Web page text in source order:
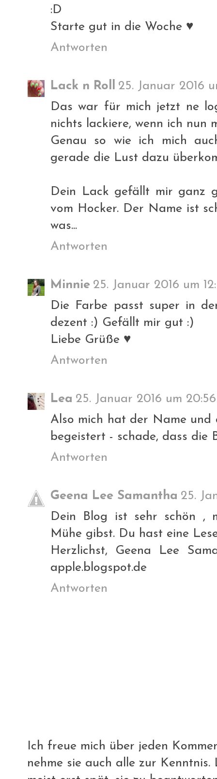
:D
Starte gut in die Woche ♥
Antworten
Lack n Roll 25. Januar 2016
Das war für mich jetzt ne
nichts lackiere, wenn ich nun
Genau so wie ich mich
gerade die Lust dazu
Dein Lack gefällt mir ganz
vom Hocker. Der Name ist
was...
Antworten
Minnie 25. Januar 2016 um
Die Farbe passt super in
dezent :) Gefällt mir gut :)
Liebe Grüße ♥
Antworten
Lea 25. Januar 2016 um 20:56
Also mich hat der Name
begeistert - schade, dass die
Antworten
Geena Lee Samantha 25.
Dein Blog ist sehr schön ,
Mühe gibst. Du hast eine
Herzlichst, Geena Lee
apple.blogspot.de
Antworten
Ich freue mich über jeden
nehme sie auch alle zur